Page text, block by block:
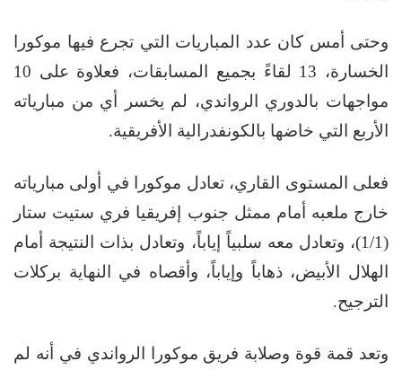
وحتى أمس كان عدد المباريات التي تجرع فيها موكورا
الخسارة، 13 لقاءً بجميع المسابقات، فعلاوة على 10
مواجهات بالدوري الرواندي، لم يخسر أي من مبارياته
الأربع التي خاضها بالكونفدرالية الأفريقية.
فعلى المستوى القاري، تعادل موكورا في أولى مبارياته
خارج ملعبه أمام ممثل جنوب إفريقيا فري ستيت ستار
(1/1)، وتعادل معه سلبياً إياباً، وتعادل بذات النتيجة أمام
الهلال الأبيض، ذهاباً وإياباً، وأقصاه في النهاية بركلات
الترجيح.
وتعد قمة قوة وصلابة فريق موكورا الرواندي في أنه لم